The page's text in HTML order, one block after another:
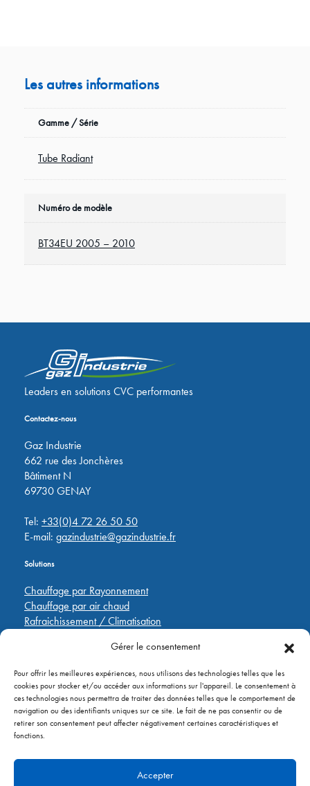
Gérer le consentement
Pour offrir les meilleures expériences, nous utilisons des technologies telles que les
cookies pour stocker et/ou accéder aux informations sur l'appareil. Le consentement à
ces technologies nous permettra de traiter des données telles que le comportement de
navigation ou des identifiants uniques sur ce site. Le fait de ne pas consentir ou de
retirer son consentement peut affecter négativement certaines caractéristiques et
fonctions.
Accepter
Les autres informations
Gamme / Série
Tube Radiant
Numéro de modèle
BT34EU 2005 – 2010
Leaders en solutions CVC performantes
Contactez-nous
Gaz Industrie
662 rue des Jonchères
Bâtiment N
69730 GENAY
Tel: +33(0)4 72 26 50 50
E-mail: gazindustrie@gazindustrie.fr
Solutions
Chauffage par Rayonnement
Chauffage par air chaud
Rafraichissement / Climatisation
Liens rapides
Pièces de rechange
Applications
A propos de